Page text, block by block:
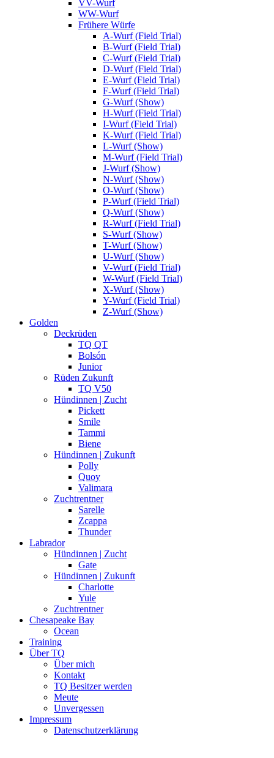
VV-Wurf
WW-Wurf
Frühere Würfe
A-Wurf (Field Trial)
B-Wurf (Field Trial)
C-Wurf (Field Trial)
D-Wurf (Field Trial)
E-Wurf (Field Trial)
F-Wurf (Field Trial)
G-Wurf (Show)
H-Wurf (Field Trial)
I-Wurf (Field Trial)
K-Wurf (Field Trial)
L-Wurf (Show)
M-Wurf (Field Trial)
J-Wurf (Show)
N-Wurf (Show)
O-Wurf (Show)
P-Wurf (Field Trial)
Q-Wurf (Show)
R-Wurf (Field Trial)
S-Wurf (Show)
T-Wurf (Show)
U-Wurf (Show)
V-Wurf (Field Trial)
W-Wurf (Field Trial)
X-Wurf (Show)
Y-Wurf (Field Trial)
Z-Wurf (Show)
Golden
Deckrüden
TQ QT
Bolsón
Junior
Rüden Zukunft
TQ V50
Hündinnen | Zucht
Pickett
Smile
Tammi
Biene
Hündinnen | Zukunft
Polly
Quoy
Valimara
Zuchtrentner
Sarelle
Zcappa
Thunder
Labrador
Hündinnen | Zucht
Gate
Hündinnen | Zukunft
Charlotte
Yule
Zuchtrentner
Chesapeake Bay
Ocean
Training
Über TQ
Über mich
Kontakt
TQ Besitzer werden
Meute
Unvergessen
Impressum
Datenschutzerklärung